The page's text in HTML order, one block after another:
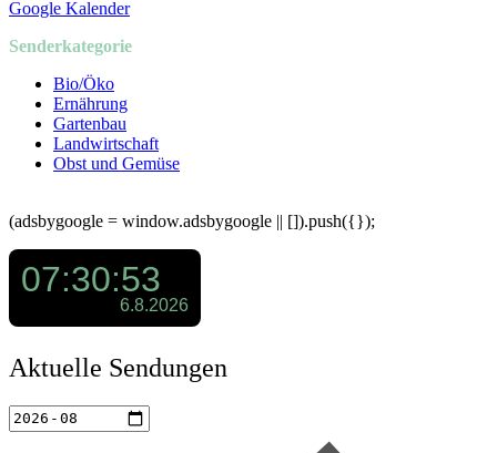
Google Kalender
Senderkategorie
Bio/Öko
Ernährung
Gartenbau
Landwirtschaft
Obst und Gemüse
(adsbygoogle = window.adsbygoogle || []).push({});
Aktuelle Sendungen